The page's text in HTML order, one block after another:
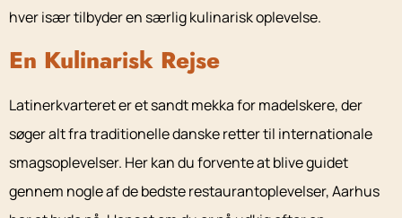
hver især tilbyder en særlig kulinarisk oplevelse.
En Kulinarisk Rejse
Latinerkvarteret er et sandt mekka for madelskere, der
søger alt fra traditionelle danske retter til internationale
smagsoplevelser. Her kan du forvente at blive guidet
gennem nogle af de bedste restaurantoplevelser, Aarhus